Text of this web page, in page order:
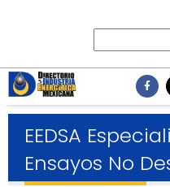
EEDSA
Ensayos No